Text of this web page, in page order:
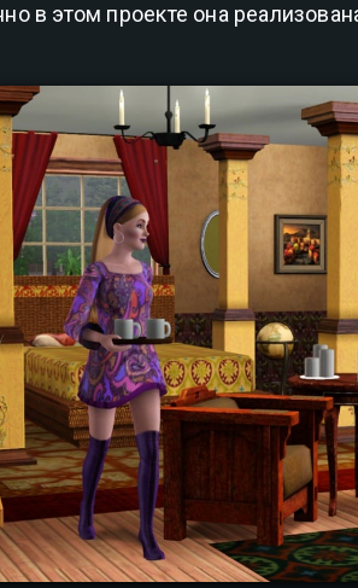
в этом проекте она